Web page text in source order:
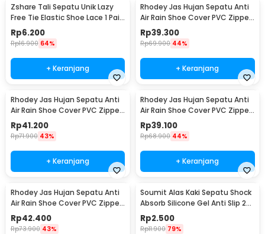
Zshare Tali Sepatu Unik Lazy
Free Tie Elastic Shoe Lace 1 Pair
- T10
Rp6.200
Rp16.900 64%
+ Keranjang
Rhodey Jas Hujan Sepatu Anti
Air Rain Shoe Cover PVC Zipper
Reflector XL - H-212
Rp39.300
Rp69.900 44%
+ Keranjang
Rhodey Jas Hujan Sepatu Anti
Air Rain Shoe Cover PVC Zipper
Reflector S - H-212
Rp41.200
Rp71.900 43%
+ Keranjang
Rhodey Jas Hujan Sepatu Anti
Air Rain Shoe Cover PVC Zipper
Reflector M - H-212
Rp39.100
Rp68.900 44%
+ Keranjang
Rhodey Jas Hujan Sepatu Anti
Air Rain Shoe Cover PVC Zipper
Reflector L - H-212
Rp42.400
Rp73.900 43%
Soumit Alas Kaki Sepatu Shock
Absorb Silicone Gel Anti Slip 2
PCS - MJ003
Rp2.500
Rp11.900 79%